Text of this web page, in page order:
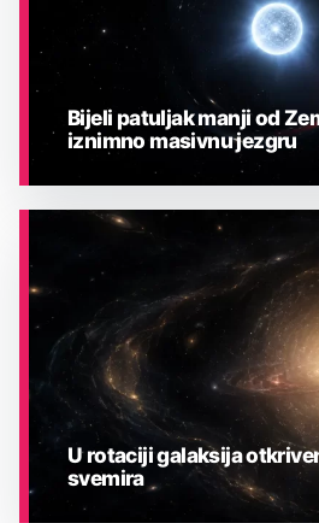
Bijeli patuljak manji od
iznimno masivnu jezgru
U rotaciji galaksija
svemira